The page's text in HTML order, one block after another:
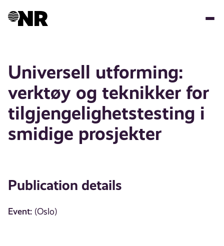
Universell utforming:
verktøy og teknikker for
tilgjengelighetstesting i
smidige prosjekter
Publication details
Event: (Oslo)